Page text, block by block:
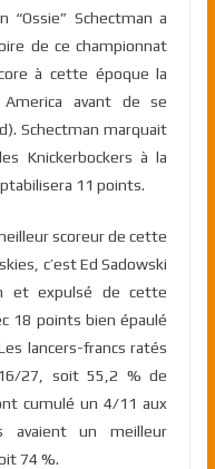
“Ossie” Schectman a
de ce championnat
à cette époque la
America avant de se
Schectman marquait
Knickerbockers à la
11 points.
scoreur de cette
c’est Ed Sadowski
et expulsé de cette
18 points bien épaulé
lancers-francs ratés
27, soit 55,2 % de
cumulé un 4/11 aux
avaient un meilleur
74 %.